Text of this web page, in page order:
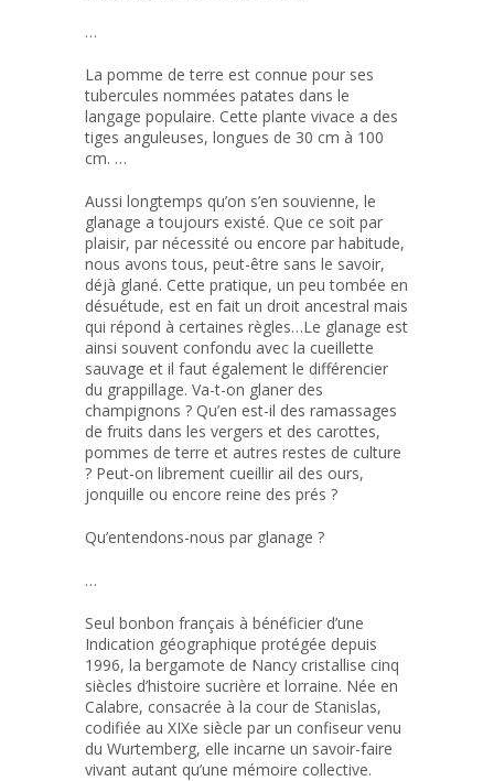
…
La pomme de terre est connue pour ses
tubercules nommées patates dans le
langage populaire. Cette plante vivace a des
tiges anguleuses, longues de 30 cm à 100
cm. …
Aussi longtemps qu’on s’en souvienne, le
glanage a toujours existé. Que ce soit par
plaisir, par nécessité ou encore par habitude,
nous avons tous, peut-être sans le savoir,
déjà glané. Cette pratique, un peu tombée en
désuétude, est en fait un droit ancestral mais
qui répond à certaines règles…Le glanage est
ainsi souvent confondu avec la cueillette
sauvage et il faut également le différencier
du grappillage. Va-t-on glaner des
champignons ? Qu’en est-il des ramassages
de fruits dans les vergers et des carottes,
pommes de terre et autres restes de culture
? Peut-on librement cueillir ail des ours,
jonquille ou encore reine des prés ?
Qu’entendons-nous par glanage ?
…
Seul bonbon français à bénéficier d’une
Indication géographique protégée depuis
1996, la bergamote de Nancy cristallise cinq
siècles d’histoire sucrière et lorraine. Née en
Calabre, consacrée à la cour de Stanislas,
codifiée au XIXe siècle par un confiseur venu
du Wurtemberg, elle incarne un savoir-faire
vivant autant qu’une mémoire collective.